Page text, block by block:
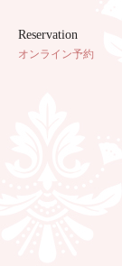
Reservation
オンライン予約